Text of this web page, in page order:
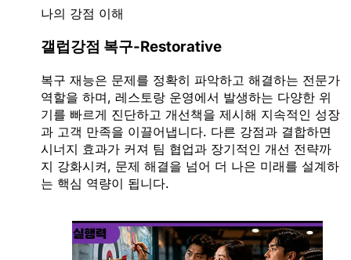
나의 강점 이해
갤럽강점 복구-Restorative
복구 재능은 문제를 정확히 파악하고 해결하는 전문가
역할을 하며, 레스토랑 운영에서 발생하는 다양한 위
기를 빠르게 진단하고 개선책을 제시해 지속적인 성장
과 고객 만족을 이끌어냅니다. 다른 강점과 결합하면
시너지 효과가 커져 팀 협업과 장기적인 개선 전략까
지 강화시켜, 문제 해결을 넘어 더 나은 미래를 설계하
는 핵심 역량이 됩니다.